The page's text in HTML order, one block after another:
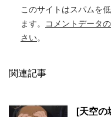
このサイトはスパムを
ます。
コメントデータ
さい。
関連記事
[天空の